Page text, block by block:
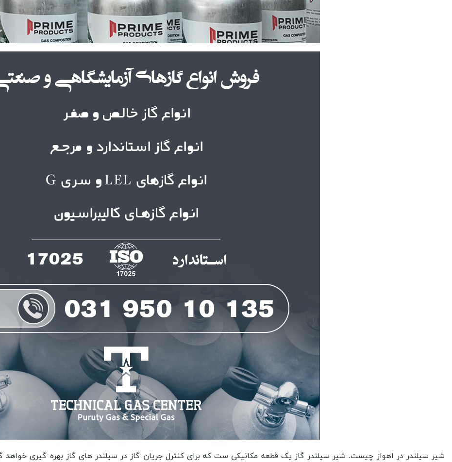
شیر سیلندر در اهواز چیست. شیر سیلندر گاز یک قطعه مکانیکی ست که برای کنترل جریان گاز در سیلندر های گاز بهره گیری خواهد گردید. این شیر قادر است جریان گاز را باز و بسته کند و به عنوان یک سیستم کنترلی برای تنظیم فشار و جریان گاز در سیلندر های گاز بهره گیری خواهد گردید. این قطعه در صنایع گوناگون و متنوعی از جمله صنعت گاز، صنعت پزشکی و صنعت خودروسازی به کار می رود. با این توضیح اجمالی نوشتار کاربردی را در این زمینه شروع خواهیم نمود تا شما کاربران گرامی هر آنچه را می بایست در مورد این نوع از محصولات گازی بدانید را به خوبی درک نمائید. شرکت تکنیکال گاز سنتر در راستای وظیفه ای که بر عهده دارد به دنبال این است که هر گونه اطلاعات را در زمینه انواع محصولات گازی به شما ارائه دهد و با این کار دانش و آگاهی شما را در مورد آن ها بالا برده و موجبات خریدی مطمئن را فراهم کند. محصولات گازی شامل گاز طبیعی، گاز مایع، گاز شهری، گاز خنک کننده، گازهای صنعتی مانند اکسیژن، نیتروژن و آرگون و همچنین گازهای دیگری مانند دی اکسید کربن و گازهای آمینه می باشند. همچنین تجهیزات محصولات گازی شامل مواردی همچون ماشین آلات تولید گاز، کمپرسورها، پمپ ها، تجهیزات انتقال گاز، تجهیزات اندازه گیری و کنترل گاز، تجهیزات ایمنی و حفاظتی، تجهیزات شبکه گاز، تجهیزات نصب و راه اندازی می باشد. همچنین، بسته به نوع گاز مورد بهره گیری، تجهیزات گوناگون و متنوعی مانند تجهیزات گاز طبیعی، تجهیزات گاز شهری، تجهیزات گاز مایع یا ال پی جی و تجهیزات گاز صنعتی وجود دارد. این ها بخشی از محصولاتی می باشد که قادر خواهید بود به سادگی در سایت فروشگاهی ما به دست آورید. به همین دلیل است که در پاسخ به این پرسش که می بایست هر نوع محصول گازی و شیر سیلندر در اهواز از کجا تهیه نمائیم، به تنها نامی که خواهید رسید، شرکت تکنیکال گاز سنتر بوده که با تمام توان خود در خدمت شما مشتریان عزیز خواهد بود. ما در این نوشتار به شما توضیحاتی کامل را در مورد انواع شیر سیلندر در اهواز خواهیم داد تا آن ها را شناخته و بدانید که هر کدام از آن ها را می توان در چه کاربردی مورد بهره گیری قرار داد که به انچه که در مورد آن ها می خواهید، دست پیدا نمائید. پس با توجه به این موضوع می توان به این نکته رسید که تنوع در محصولات ما بسیار زیاد بوده و کافی است که نام آن را سرچ کیند تا به مورد مورد نظر خود برسید و به راحتی و تنها با چند کلیک خرید شیر سیلندر در اهواز را انجام دهید و در کوتاهترین زمان ممکن آن ها را دریافت نمائید. در فروشگاه ما قادر خواهید بود به سادگی با اطمینان کامل در مورد محصول مورد نظر اقدام به ثبت سفارش نمائید زیذا ما هر نوع از آن ها را با ضمانت برای شما ارسال خواهیم نمود. این ضمانت را قادر خواهید بود به سادگی در این موضوع مشاهده نمائید که ضمانت تجهیزات محصولات گازی بستگی به شرکت سازنده و نوع محصول دارد. برخی شرکت ها ضمانت نامه هایی را برای محصولات گازی خود ارائه می دهند که شرایط و مدت زمان آن ها متفاوت است. بهتر است قبل از خرید محصول، شرایط ضمانت و خدمات پس از فروش را به دقت مطالعه نمائید. اما با ما بدون نگرانی از هر بابت خرید خود را انجام دهید. این به این دلیل است که ما استاندارد شیر سیلندر در اهواز را رعایت خواهیم نمود و بهترین متریال را در ان ها به کار بسته ایم و قادر خواهید بود به سادگی بدون مشکل از آن ها بهره بگیرید و در موارد مصرف گوناگون و متنوع مورد بهره گیری قرار دهید. این نکته را در نظر داشته باشید که استاندارد شیر سیلندر گاز به عنوان یکی از محصولاتی که برای انتقال و ذخیره سازی گازهای فشرده بهره گیری خواهد گردید، می بایست با استانداردهای ملی و بین المللی مطابقت داشته باشد. به عنوان مثال، استاندارد ایرانی و استانداردهای بین المللی برای شیر سیلندر گاز وجود دارند که شامل مشخصات فنی، ظرفیت، فشار کاری، جنس و مواد ساخت، روش های آزمایش و کنترل کیفیت و سایر موارد مرتبط هستند. برای اطمینان از بهره گیری از شیر سیلندر گاز با کیفیت و استاندارد، بهتر است از برندهای معتبر و با سابقه در این زمینه بهره گیری نمائید و محصولات خود را از مراکز مجاز تهیه نمائید. برای استاندارد شیر سیلندر گاز، آزمایش های گوناگون و متنوعی انجام خواهد گردید که برای اطمینان از ایمنی و کارایی آن لازم است. این آزمایش ها شامل آزمایش های فشار، آزمایش های نشت و آزمایش های تست کیفیت و ساختاری خواهند گردید. همچنین بسته به مقررات محلی و بین المللی، استانداردهای گوناگون و متنوعی برای شیر سیلندر گاز وجود دارد که برای حفظ ایمنی و کیفیت آن ها می بایست رعایت گردد. همه این موارد در فروش گاز آزمایشگاهی، صنعتی و خلوص بالا در شرکت تکنیکال گاز سنتر رعایت خواهد گردید و محصولی با کیفیت را به شما ارائه خواهیم داد. گاز آزمایشگاهی از مواد شیمیایی است که در آزمایشگاه ها برای تهیه و تنظیم شرایط گوناگون و متنوع آزمایش ها بهره گیری خواهد گردید. این گازها عموما با بهره گیری از کپسول های فشار قوی یا سیلندر های فشار قوی به آزمایشگاه تأمین خواهند گردید. گاز صنعتی به گازهایی بیان نموده خواهد گردید که در فرایندهای صنعتی به کار می روند. این گازها شامل گاز هایی مانند متان، پروپان، بوتان، اتان، هیدروژن، اکسیژن و نیتروژن خواهند گردید. گاز صنعتی برای انجام فرآیندهای صنعتی مانند جوشکاری، برش، گرمایش، خنک نمودن، نگهداری غذا و دیگر فرآیندهای صنعتی به کار می روند. گاز خلوص بالا یا ازت خالص یک گاز بدون رنگ، بوی خاص و بدون ذرات جامد است که از هوا استخراج خواهد گردید و پس از تصفیه، به صورت خالص تولید خواهد گردید. این گاز به خاطر خلوص بالایش از طرف صنایع گوناگون و متنوع برای کاربرد های گوناگون و متنوعی مانند تولید الکترونیک، تولید فلزات، پالایش نفت، تولید دارو بهره گیری خواهد گردید. این موارد را قادر خواهید بود به سادگی در مورد تک تک قطعات شیر کپسول در اهواز مشاهده نمائید و با خیالی آسوده از این وسیله بهره گیری نمائید و خود را دچار مشکلاتی که در برندهای نامرغوب وجود دارد ننمائید. اما می بایست بدانید که با توجه به اهمیت موضوع ما به صورت کامل در مورد خطرات این محصول نیز در صورت بهره گیری نادرست از آن ها صحبت خواهیم نمود. شیر سیلندر گاز یکی از مهمترین قسمت های سیستم گاز است که می بایست به خوبی نصب و نگهداری گردد. در صورت عدم نگهداری و نصب نادرست شیر سیلندر گاز، قادر خواهد بود خطرات جدی برای افراد و محیط زیست به وجود آورد. بعضی از خطرات شیر سیلندر گاز را در اینجا ذکر خواهیم نمود. انفجار، در صورت عدم نگهداری و نصب نادرست شیر سیلندر گاز، قادر خواهد بود سبب انفجار گردد. حریق، در صورتی که شیر سیلندر گاز در معرض حرارت قرار بگیرد، ممکن است سبب حریق گردد. اختلال در تنفس، در صورت نشت گاز، قادر خواهد بود سبب اختلال در تنفس افراد گردد. اسیدزایی، گاز طبیعی یا ال پی جی در صورت نشت، ممکن است سبب اسیدزایی محیط گردد که سبب خطرات برای سلامتی افراد خواهد گردید. نتیجه اینکه، برای پیشگیری از خطرات شیر سیلندر گاز، می بایست به نصب و نگهداری آن توجه خاصی داشته باشید و در صورت هر گونه نشت یا مشکل دیگری، به سرعت اقدام به برطرف نمودن آن نمائید. از دیگر راه های جلوگیری از خظرات این است که به صورت دوره ای و در زمان تعیین گردیده تعویض شیر سیلندر در اهواز را انجام دهید و به آن دقت داشته باشید. در این زمینه بدانید که برای تعویض شیر سیلندر گاز، ابتدا می بایست گاز را ببندید و از دستگاه های برقی و سایر منابع آتش دوری نمائید. سپس قادر خواهید بود به سادگی با بهره گیری از یک کلید فلکسیبل، شیر سیلندر را باز نمائید و آن را با یک شیر جدید جایگزین نمائید. بعد از نصب شیر جدید، می بایست آن را باز نموده و گاز را به مجدد روشن نمائید تا از هر گونه نشتی اطمینان حاصل نمائید. در صورتی که تجربه کافی در انجام این کار را ندارید، بهتر است از کارشناسان متخصص در این زمینه کمک بگیرید و به این موارد استناد ننمائید. ما در شرکت تکنیکال گاز سنتر هر آنچه را که لازم باشد در زمان فروش شیر سیلندر در اهواز به شما ارائه می دهیم، به این سبب که به شیوه ای حرفه ای روی این کار